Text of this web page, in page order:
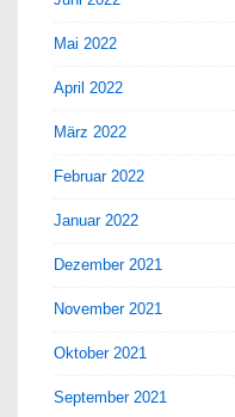
Mai 2022
April 2022
März 2022
Februar 2022
Januar 2022
Dezember 2021
November 2021
Oktober 2021
September 2021